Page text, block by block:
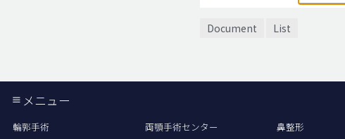
Document List
メニュー
輪郭手術 両顎手術センター 鼻整形